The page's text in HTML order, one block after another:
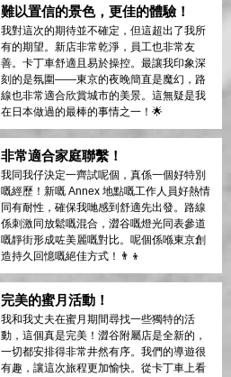
難以置信的景色，更佳的體驗！
我對這次的期待並不確定，但這超出了我所
有的期望。新店非常乾淨，員工也非常友
善。卡丁車舒適且易於操控。最讓我印象深
刻的是氛圍——東京的夜晚簡直是魔幻，路
線也非常適合欣賞城市的美景。這無疑是我
在日本做過的最棒的事情之一！🌟
非常適合家庭聯繫！
我同我仔決定一齊試呢個，真係一個好特別
嘅經歷！新嘅 Annex 地點嘅工作人員好熱情
同有耐性，確保我哋感到舒適先出發。路線
係刺激同放鬆嘅混合，澀谷嘅燈光同表參道
嘅靜街形成咗美麗嘅對比。呢個係喺東京創
造持久回憶嘅絕佳方式！👨‍👦
完美的蜜月活動！
我和我丈夫在蜜月期間尋找一些獨特的活
動，這個真是完美！澀谷附屬店是全新的，
一切都安排得非常井然有序。我們的導遊很
有趣，讓這次旅程更加愉快。從卡丁車上看